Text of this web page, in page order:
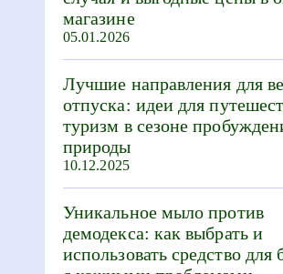
магазине
05.01.2026
Лучшие направления для
отпуска: идеи для
туризм в сезоне
природы
10.12.2025
Уникальное мыло против
демодекса: как выбрать и
использовать средство для